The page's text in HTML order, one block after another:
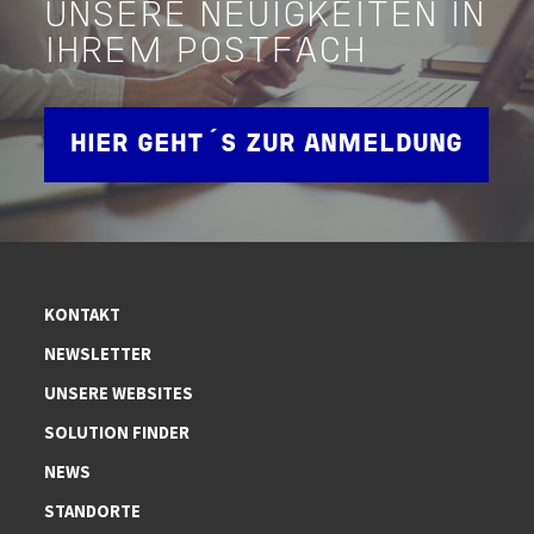
UNSERE NEUIGKEITEN IN
IHREM POSTFACH
HIER GEHT´S ZUR ANMELDUNG
KONTAKT
NEWSLETTER
UNSERE WEBSITES
SOLUTION FINDER
NEWS
STANDORTE